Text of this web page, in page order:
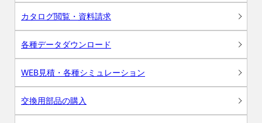
カタログ閲覧・資料請求
各種データダウンロード
WEB見積・各種シミュレーション
交換用部品の購入